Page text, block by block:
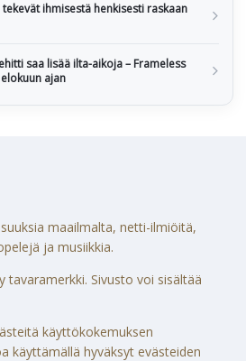
ihmisestä henkisesti raskaan
saa lisää ilta-aikoja – Frameless
ajan
maailmalta, netti-ilmiöitä,
ja musiikkia.
tavaramerkki. Sivusto voi sisältää
käyttökokemuksen
käyttämällä hyväksyt evästeiden